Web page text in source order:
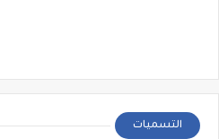
التسميات